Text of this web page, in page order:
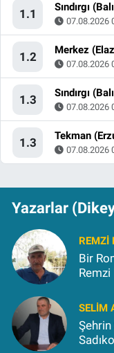
1.1 Sındırgı
07.08.2026
1.2 Merkez
07.08.2026
1.3 Sındırgı
07.08.2026
1.3 Tekman
07.08.2026
Yazarlar
REMZI
Bir
SELIM
Şehrin